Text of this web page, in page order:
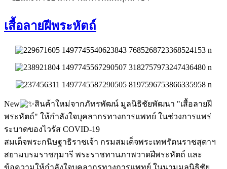
เสื้อลายฝีพระหัตถ์
New
สินค้าใหม่จากภัทรพัฒน์ มูลนิธิชัยพัฒนา "เสื้อลายฝี
พระหัตถ์" ให้กำลังใจบุคลากรทางการแพทย์ ในช่วงการแพร่
ระบาดของไวรัส COVID-19
สมเด็จพระกนิษฐาธิราชเจ้า กรมสมเด็จพระเทพรัตนราชสุดาฯ
สยามบรมราชกุมารี พระราชทานภาพวาดฝีพระหัตถ์ และ
ข้อความให้กำลังใจบุคลากรทางการแพทย์ ในนามมูลนิธิชัย